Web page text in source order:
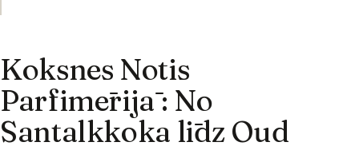
Koksnes Notis
Parfimērijā : No
Santalkkoka līdz Oud